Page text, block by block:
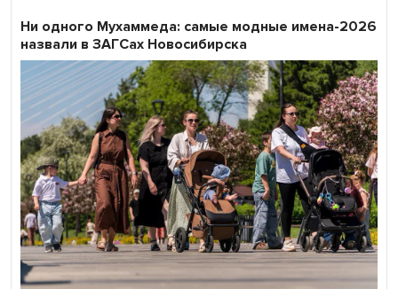
Ни одного Мухаммеда: самые модные имена-2026
назвали в ЗАГСах Новосибирска